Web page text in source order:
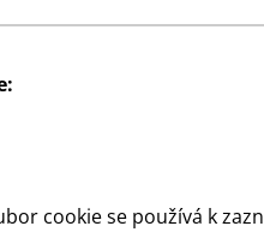
cookie se používá k